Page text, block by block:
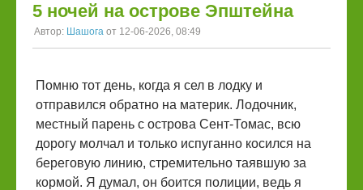
5 ночей на острове Эпштейна
Автор: Шашога от 12-06-2026, 08:49
Помню тот день, когда я сел в лодку и
отправился обратно на материк. Лодочник,
местный парень с острова Сент-Томас, всю
дорогу молчал и только испуганно косился на
береговую линию, стремительно таявшую за
кормой. Я думал, он боится полиции, ведь я